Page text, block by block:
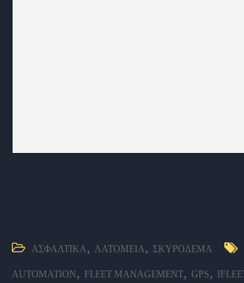
ΑΣΦΑΛΤΙΚΆ, ΛΑΤΟΜΕΊΑ, ΣΚΥΡΌΔΕΜΑ
AUTOMATION , FLEET MANAGEMENT, GPS,